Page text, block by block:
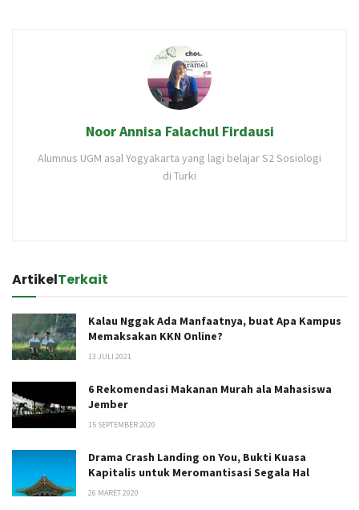
Noor Annisa Falachul Firdausi
Alumnus UGM asal Yogyakarta yang lagi belajar S2 Sosiologi
di Turki
ArtikelTerkait
Kalau Nggak Ada Manfaatnya, buat Apa Kampus
Memaksakan KKN Online?
13 JULI 2021
6 Rekomendasi Makanan Murah ala Mahasiswa
Jember
15 SEPTEMBER 2020
Drama Crash Landing on You, Bukti Kuasa
Kapitalis untuk Meromantisasi Segala Hal
26 MARET 2020